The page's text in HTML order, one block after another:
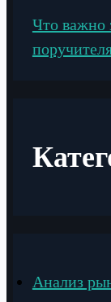
Что важно
Анализ